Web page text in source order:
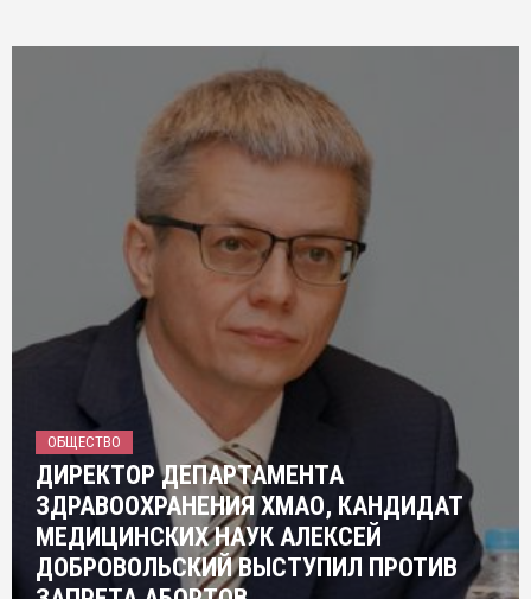
ОБЩЕСТВО
ДИРЕКТОР ДЕПАРТАМЕНТА
ЗДРАВООХРАНЕНИЯ ХМАО, КАНДИДАТ
МЕДИЦИНСКИХ НАУК АЛЕКСЕЙ
ДОБРОВОЛЬСКИЙ ВЫСТУПИЛ ПРОТИВ